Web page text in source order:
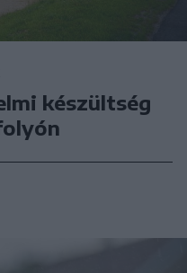
készültség